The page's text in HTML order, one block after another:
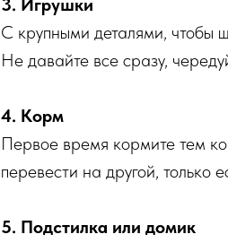
3. Игрушки
С крупными деталями, чтобы
Не давайте все сразу,
4. Корм
Первое время кормите тем
перевести на другой, только
5. Подстилка или домик